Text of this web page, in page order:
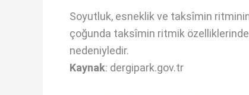
Soyutluk, esneklik ve taksîmin
çoğunda taksîmin ritmik
nedeniyledir.
Kaynak: dergipark.gov.tr